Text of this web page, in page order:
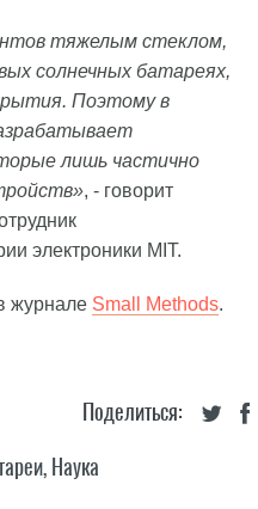
тяжелым стеклом,
солнечных батареях,
Поэтому в
лишь частично
, - говорит
электроники MIT.
журнале Small Methods.
Поделиться:
, Наука